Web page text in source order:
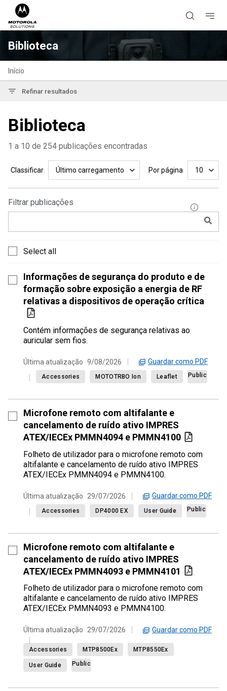
Biblioteca
Início
Refinar resultados
Biblioteca
1 a 10 de 254 publicações encontradas
Classificar Último carregamento Por página 10
Filtrar publicações
Select all
Informações de segurança do produto e de
formação sobre exposição a energia de RF
relativas a dispositivos de operação crítica
Contém informações de segurança relativas ao
auricular sem fios.
Última atualização 9/08/2026 Guardar como PDF
Accessories MOTOTRBO Ion Leaflet Public
Microfone remoto com altifalante e
cancelamento de ruído ativo IMPRES
ATEX/IECEx PMMN4094 e PMMN4100
Folheto de utilizador para o microfone remoto com
altifalante e cancelamento de ruído ativo IMPRES
ATEX/IECEx PMMN4094 e PMMN4100.
Última atualização 29/07/2026 Guardar como PDF
Accessories DP4000 EX User Guide Public
Microfone remoto com altifalante e
cancelamento de ruído ativo IMPRES
ATEX/IECEx PMMN4093 e PMMN4101
Folheto de utilizador para o microfone remoto com
altifalante e cancelamento de ruído ativo IMPRES
ATEX/IECEx PMMN4093 e PMMN4100.
Última atualização 29/07/2026 Guardar como PDF
Accessories MTP8500Ex MTP8550Ex
User Guide Public